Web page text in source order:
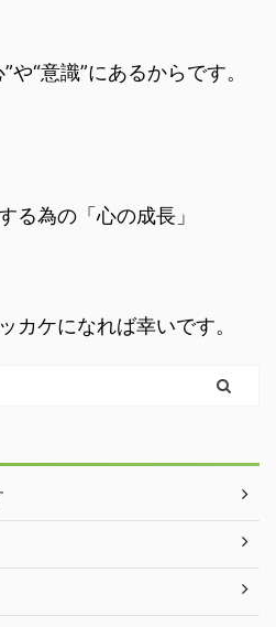
“意識”にあるからです。
る為の「心の成長」
カケになれば幸いです。